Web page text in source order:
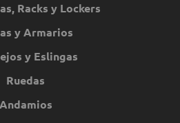
Racks y Lockers
y Armarios
y Eslingas
Ruedas
Andamios